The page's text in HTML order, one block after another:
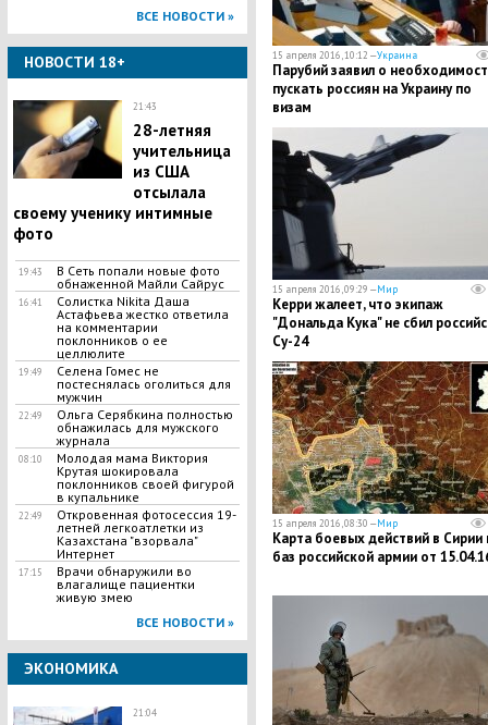
ВСЕ НОВОСТИ »
НОВОСТИ 18+
21:43
28-летняя
учительница
из США
отсылала
своему ученику интимные
фото
19:43
В Сеть попали новые фото
обнаженной Майли Сайрус
16:41
Солистка Nikitа Даша
Астафьева жестко ответила
на комментарии
поклонников о ее
целлюлите
19:49
Селена Гомес не
постеснялась оголиться для
мужчин
22:49
Ольга Серябкина полностью
обнажилась для мужского
журнала
08:10
Молодая мама Виктория
Крутая шокировала
поклонников своей фигурой
в купальнике
22:49
Откровенная фотосессия 19-
летней легкоатлетки из
Казахстана "взорвала"
Интернет
17:15
Врачи обнаружили во
влагалище пациентки
живую змею
ВСЕ НОВОСТИ »
ЭКОНОМИКА
21:04
15 апреля 2016, 10:12 —Украина
Парубий заявил о
пускать россиян на Украину по
визам
15 апреля 2016, 09:29 —Мир
Керри жалеет, что экипаж
"Дональда Кука" не сбил
Су-24
15 апреля 2016, 08:30 —Мир
Карта боевых действий в Сирии
баз российской армии от